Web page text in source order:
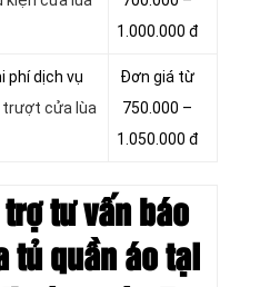
1.000.000 đ
phí dịch vụ
trượt cửa lùa
Đơn giá từ
750.000 –
1.050.000 đ
tư vấn báo
tủ quần áo tại